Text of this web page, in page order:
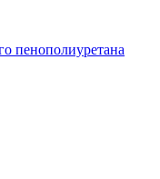
пенополиуретана